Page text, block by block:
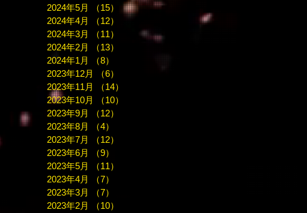
2024年5月
（15）
15件の記事
2024年4月
（12）
12件の記事
2024年3月
（11）
11件の記事
2024年2月
（13）
2024年1月
（8）
2023年12月
（6）
2023年11月
（14）
2023年10月
（10）
2023年9月
（12）
2023年8月
（4）
2023年7月
（12）
2023年6月
（9）
2023年5月
（11）
2023年4月
（7）
2023年3月
（7）
2023年2月
（10）